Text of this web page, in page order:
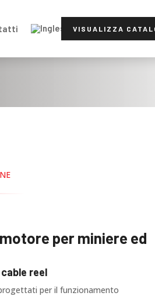
VISUALIZZA
per miniere ed
reel
per il funzionamento